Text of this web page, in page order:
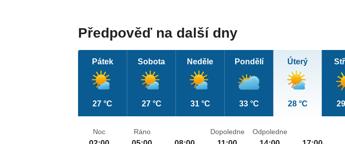
Předpověď na další dny
Pátek
27 °C
Sobota
27 °C
Neděle
31 °C
Pondělí
33 °C
Úterý
28 °C
Noc Ráno Dopoledne Odpoledne